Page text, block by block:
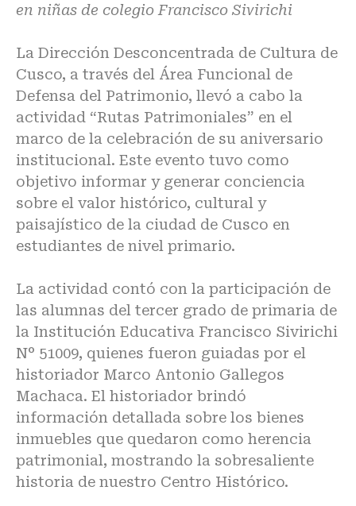
en niñas de colegio Francisco Sivirichi
La Dirección Desconcentrada de Cultura de
Cusco, a través del Área Funcional de
Defensa del Patrimonio, llevó a cabo la
actividad “Rutas Patrimoniales” en el
marco de la celebración de su aniversario
institucional. Este evento tuvo como
objetivo informar y generar conciencia
sobre el valor histórico, cultural y
paisajístico de la ciudad de Cusco en
estudiantes de nivel primario.
La actividad contó con la participación de
las alumnas del tercer grado de primaria de
la Institución Educativa Francisco Sivirichi
N° 51009, quienes fueron guiadas por el
historiador Marco Antonio Gallegos
Machaca. El historiador brindó
información detallada sobre los bienes
inmuebles que quedaron como herencia
patrimonial, mostrando la sobresaliente
historia de nuestro Centro Histórico.